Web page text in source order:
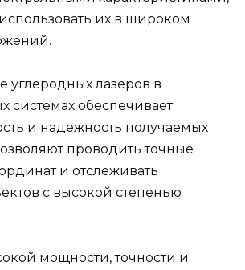
их в широком
углеродных лазеров в
системах обеспечивает
и надежность получаемых
проводить точные
и отслеживать
с высокой степенью
мощности, точности и